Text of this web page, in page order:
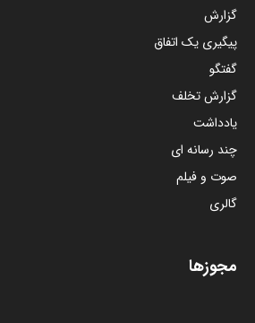
گزارش
پیگیری یک اتفاق
گفتگو
گزارش تخلف
یادداشت
چند رسانه ای
صوت و فیلم
گالری
مجوزها